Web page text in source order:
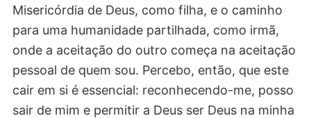
Misericórdia de Deus, como filha, e o caminho
para uma humanidade partilhada, como irmã,
onde a aceitação do outro começa na aceitação
pessoal de quem sou. Percebo, então, que este
cair em si é essencial: reconhecendo-me, posso
sair de mim e permitir a Deus ser Deus na minha